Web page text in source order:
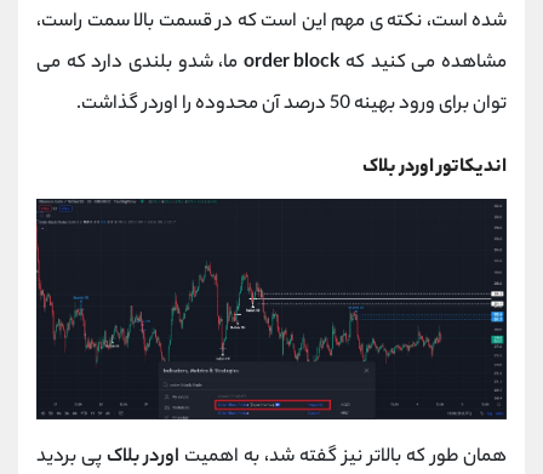
شده است، نکته ی مهم این است که در قسمت بالا سمت راست،
مشاهده می کنید که order block ما، شدو بلندی دارد که می
توان برای ورود بهینه 50 درصد آن محدوده را اوردر گذاشت.
اندیکاتور اوردر بلاک
همان طور که بالاتر نیز گفته شد، به اهمیت اوردر بلاکپی بردید